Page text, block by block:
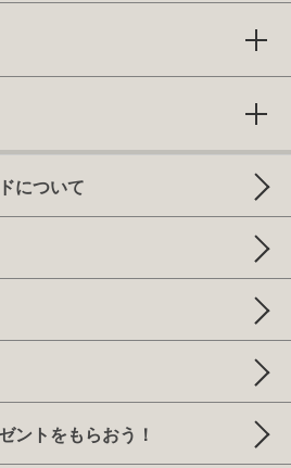
について
ントをもらおう！